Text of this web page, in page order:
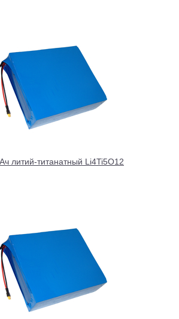
литий-титанатный Li4Ti5O12